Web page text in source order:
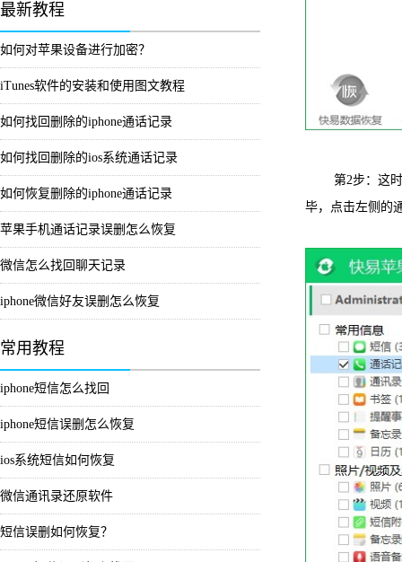
最新教程
如何对苹果设备进行加密？
iTunes软件的安装和使用图文教程
如何找回删除的iphone通话记录
如何找回删除的ios系统通话记录
如何恢复删除的iphone通话记录
苹果手机通话记录误删怎么恢复
微信怎么找回聊天记录
iphone微信好友误删怎么恢复
常用教程
iphone短信怎么找回
iphone短信误删怎么恢复
ios系统短信如何恢复
微信通讯录还原软件
短信误删如何恢复？
第2步：这时候
毕，点击左侧的